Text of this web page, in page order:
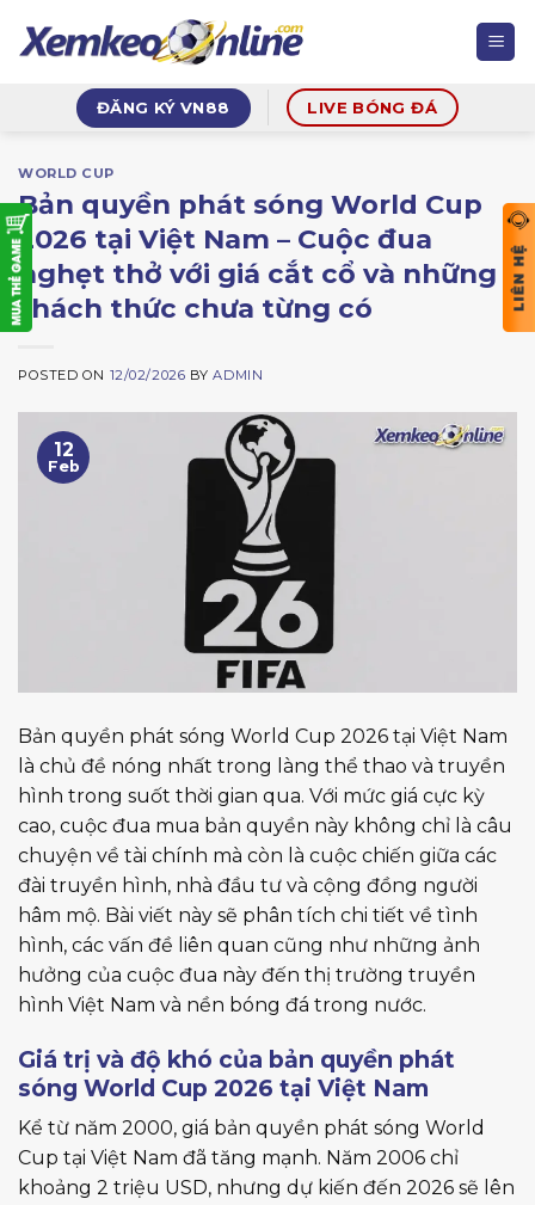
ĐĂNG KÝ VN88 LIVE BÓNG ĐÁ
WORLD CUP
Bản quyền phát sóng World Cup
2026 tại Việt Nam – Cuộc đua
nghẹt thở với giá cắt cổ và những
thách thức chưa từng có
POSTED ON 12/02/2026 BYADMIN
12
Feb
Bản quyền phát sóng World Cup 2026 tại Việt Nam
là chủ đề nóng nhất trong làng thể thao và truyền
hình trong suốt thời gian qua. Với mức giá cực kỳ
cao, cuộc đua mua bản quyền này không chỉ là câu
chuyện về tài chính mà còn là cuộc chiến giữa các
đài truyền hình, nhà đầu tư và cộng đồng người
hâm mộ. Bài viết này sẽ phân tích chi tiết về tình
hình, các vấn đề liên quan cũng như những ảnh
hưởng của cuộc đua này đến thị trường truyền
hình Việt Nam và nền bóng đá trong nước.
Giá trị và độ khó của bản quyền phát
sóng World Cup 2026 tại Việt Nam
Kể từ năm 2000, giá bản quyền phát sóng World
Cup tại Việt Nam đã tăng mạnh. Năm 2006 chỉ
khoảng 2 triệu USD, nhưng dự kiến đến 2026 sẽ lên